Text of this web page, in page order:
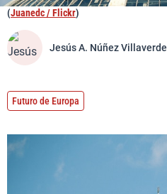
(Juanedc / Flickr)
Jesús A. Núñez Villaverde
Futuro de Europa